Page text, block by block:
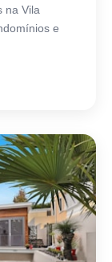
na Vila
e